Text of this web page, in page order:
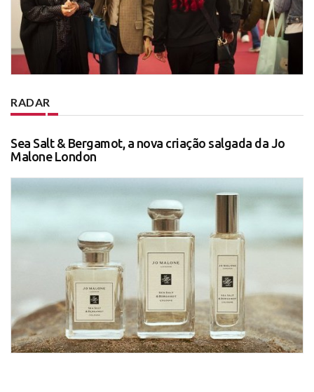
RADAR
Sea Salt & Bergamot, a nova criação salgada da Jo
Malone London